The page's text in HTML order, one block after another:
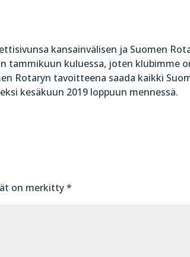
kansainvälisen ja Suomen
tammikuun kuluessa, joten klubimme
Rotaryn tavoitteena saada kaikki
kesäkuun 2019 loppuun mennessä.
on merkitty*